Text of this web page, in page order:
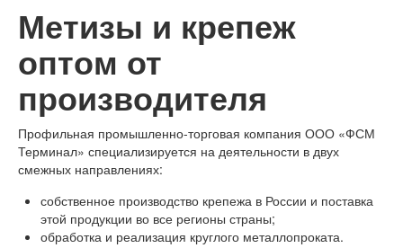
Метизы и крепеж
оптом от
производителя
Профильная промышленно-торговая компания ООО «ФСМ
Терминал» специализируется на деятельности в двух
смежных направлениях:
собственное производство крепежа в России и поставка
этой продукции во все регионы страны;
обработка и реализация круглого металлопроката.